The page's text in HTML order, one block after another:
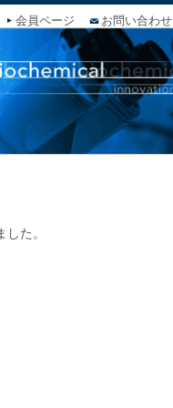
会員ページ お問い合わせ
た。